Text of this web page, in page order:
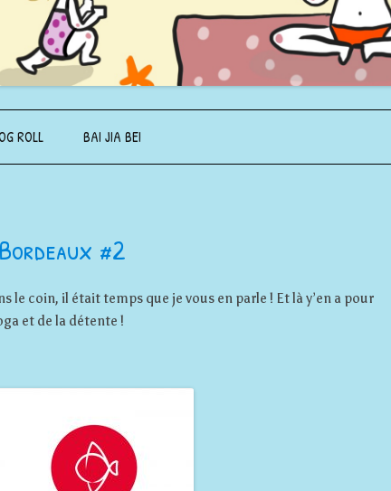
Aller au contenu principal
ROLL BAI JIA BEI
#2
le coin, il était temps que je vous en parle ! Et là y’en a pour
et de la détente !